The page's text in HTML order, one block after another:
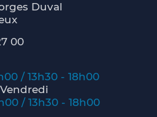
Duval
00
/ 13h30 - 18h00
/ 13h30 - 18h00